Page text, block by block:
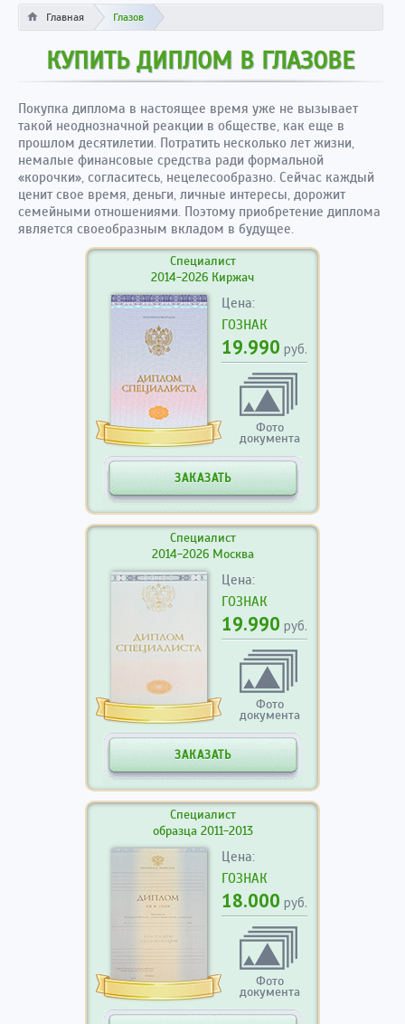
Главная Глазов
КУПИТЬ ДИПЛОМ В ГЛАЗОВЕ
Покупка диплома в настоящее время уже не вызывает
такой неоднозначной реакции в обществе, как еще в
прошлом десятилетии. Потратить несколько лет жизни,
немалые финансовые средства ради формальной
«корочки», согласитесь, нецелесообразно. Сейчас каждый
ценит свое время, деньги, личные интересы, дорожит
семейными отношениями. Поэтому приобретение диплома
является своеобразным вкладом в будущее.
Специалист
2014-2026 Киржач
Цена:
ГОЗНАК
19.990 руб.
Фото
документа
ЗАКАЗАТЬ
Специалист
2014-2026 Москва
Цена:
ГОЗНАК
19.990 руб.
Фото
документа
ЗАКАЗАТЬ
Специалист
образца 2011-2013
Цена:
ГОЗНАК
18.000 руб.
Фото
документа